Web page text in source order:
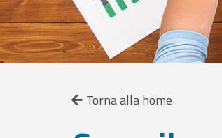
Torna alla home